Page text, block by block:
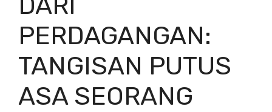
PERDAGANGAN:
TANGISAN PUTUS
ASA SEORANG